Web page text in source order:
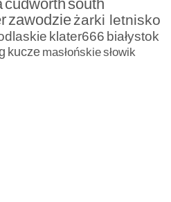
cudworthsouth
zawodzieżarki letnisko
klater666 białystok
kucze masłońskiesłowik